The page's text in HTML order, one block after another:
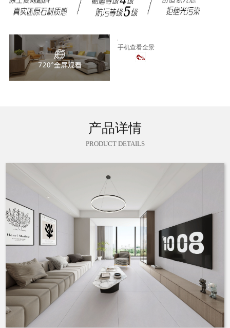
手机查看全景
产品详情
PRODUCT DETAILS